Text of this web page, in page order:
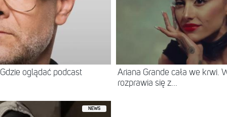
oglądać podcast
Ariana Grande cała we krwi.
rozprawia się z...
NEWS